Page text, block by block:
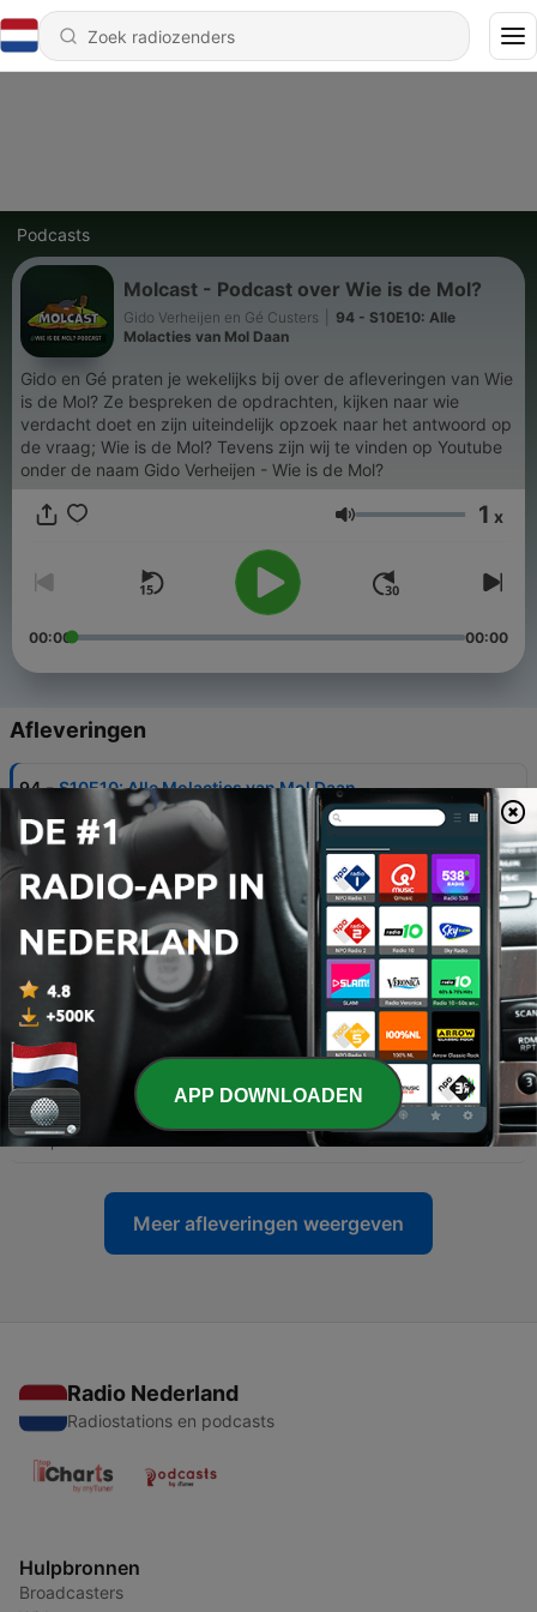
Podcasts
Molcast - Podcast over Wie is de Mol?
Gido Verheijen en Gé Custers
94 - S10E10: Alle
Molacties van Mol Daan
Gido en Gé praten je wekelijks bij over de afleveringen van Wie
is de Mol? Ze bespreken de opdrachten, kijken naar wie
verdacht doet en zijn uiteindelijk opzoek naar het antwoord op
de vraag; Wie is de Mol? Tevens zijn wij te vinden op Youtube
onder de naam Gido Verheijen - Wie is de Mol?
Volume 1 x
00:00 00:00
Afleveringen
94 - S10E10: Alle Molacties van Mol Daan
06 mei 2026
S10E09: Montage verbergt de waarheid over
mingeld
92 - S10E08: Wist de mol hier écht niets van? 🤨
22 apr. 2026
S10E07: Klassieke aanwijzing verklapt de Mol
15 apr. 2026
90 - S10E06: Hint met Morse wijst de Mol aan!
07 apr. 2026
Meer afleveringen weergeven
Radio Nederland
Radiostations en podcasts
Hulpbronnen
Broadcasters
APP DOWNLOADEN